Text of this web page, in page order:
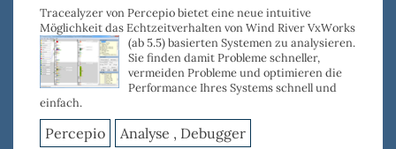
Tracealyzer von Percepio bietet eine neue intuitive
Möglichkeit das Echtzeitverhalten von Wind River VxWorks
(ab 5.5) basierten Systemen zu analysieren.
Sie finden damit Probleme schneller,
vermeiden Probleme und optimieren die
Performance Ihres Systems schnell und
einfach.
Percepio Analyse , Debugger